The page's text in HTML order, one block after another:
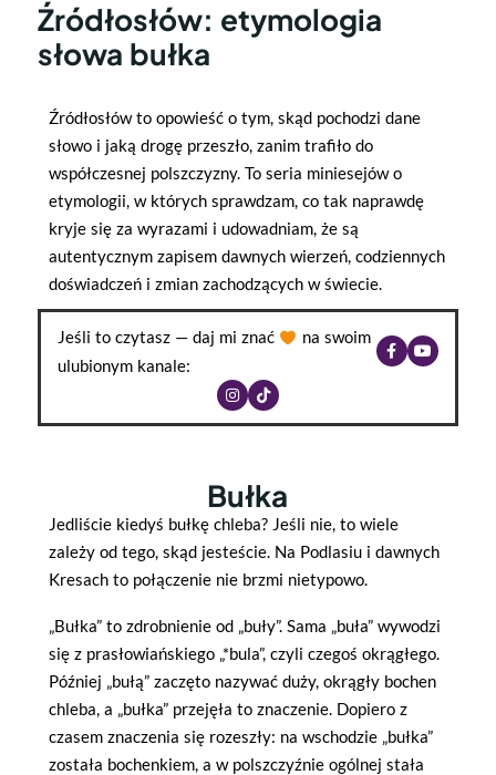
Źródłosłów: etymologia
słowa bułka
Źródłosłów to opowieść o tym, skąd pochodzi dane
słowo i jaką drogę przeszło, zanim trafiło do
współczesnej polszczyzny. To seria miniesejów o
etymologii, w których sprawdzam, co tak naprawdę
kryje się za wyrazami i udowadniam, że są
autentycznym zapisem dawnych wierzeń, codziennych
doświadczeń i zmian zachodzących w świecie.
Jeśli to czytasz — daj mi znać
na swoim
ulubionym kanale:
Bułka
Jedliście kiedyś bułkę chleba? Jeśli nie, to wiele
zależy od tego, skąd jesteście. Na Podlasiu i dawnych
Kresach to połączenie nie brzmi nietypowo.
„Bułka” to zdrobnienie od „buły”. Sama „buła” wywodzi
się z prasłowiańskiego „*bula”, czyli czegoś okrągłego.
Później „bułą” zaczęto nazywać duży, okrągły bochen
chleba, a „bułka” przejęła to znaczenie. Dopiero z
czasem znaczenia się rozeszły: na wschodzie „bułka”
została bochenkiem, a w polszczyźnie ogólnej stała